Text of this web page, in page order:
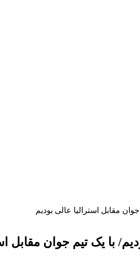
مقابل استرالیا عالی بودیم
با یک تیم جوان مقابل